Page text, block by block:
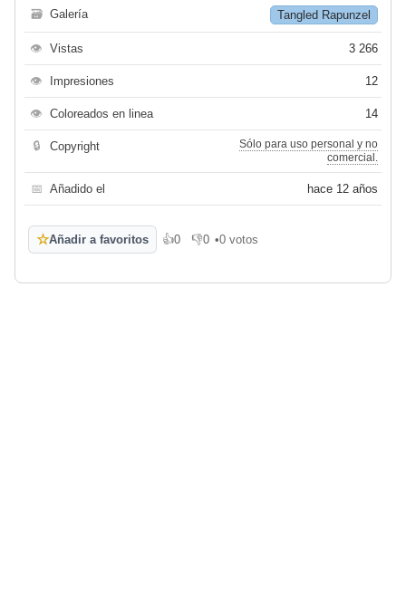
🗃 Galería Tangled Rapunzel
👁 Vistas 3 266
👁 Impresiones 12
👁 Coloreados en linea 14
🔒 Copyright
Sólo para uso personal y no
comercial.
📅 Añadido el hace 12 años
☆Añadir a favoritos 👍0
Me gusta
👎0
No me gusta
•0 votos